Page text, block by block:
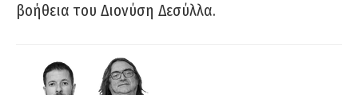
βοήθεια του Διονύση Δεσύλλα.